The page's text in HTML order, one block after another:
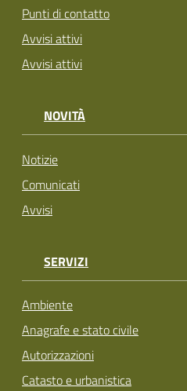
Punti di contatto
Avvisi attivi
Avvisi attivi
NOVITÀ
Notizie
Comunicati
Avvisi
SERVIZI
Ambiente
Anagrafe e stato civile
Autorizzazioni
Catasto e urbanistica